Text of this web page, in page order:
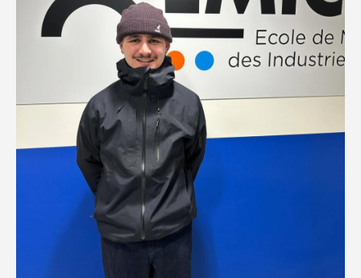
Jérémy Adamkiewicz
Producteur, cofondateur